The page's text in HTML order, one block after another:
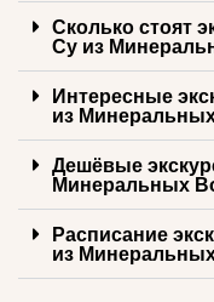
Сколько стоят
Су из
Интересные
из
Дешёвые
Минеральных
Расписание
из